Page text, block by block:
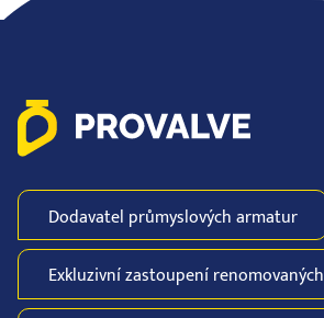
Dodavatel průmyslovýcharmatur
Exkluzivní zastoupenírenomovaných